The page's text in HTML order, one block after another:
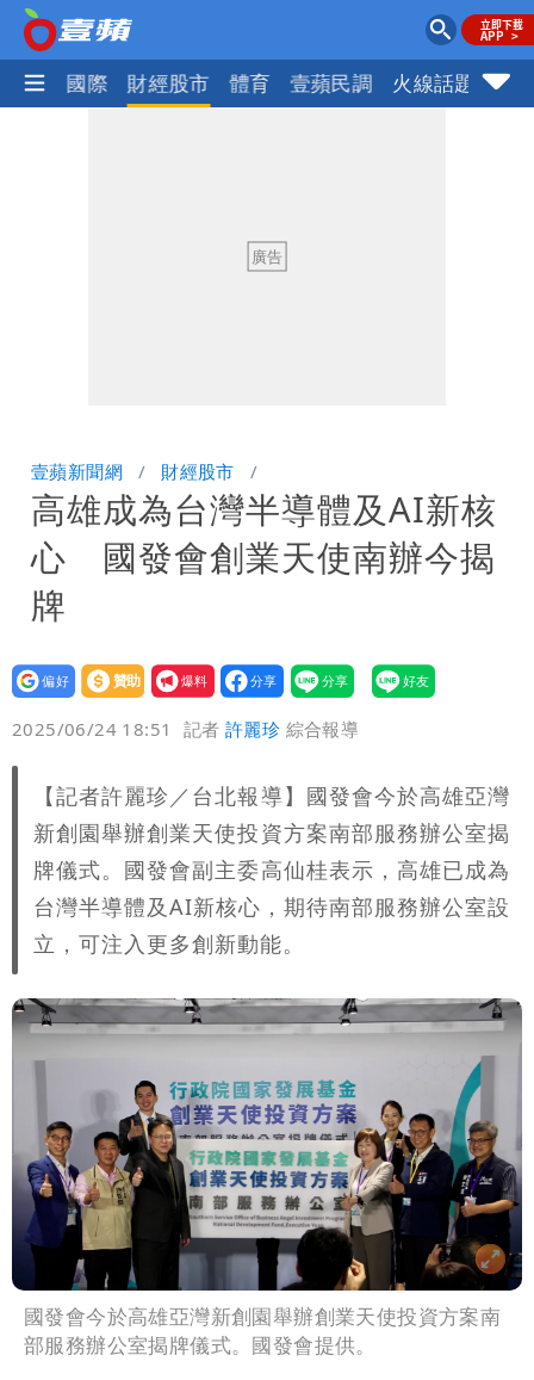
社會 國際 財經股市 體育 壹蘋民調 火線話題
壹蘋新聞網 財經股市
高雄成為台灣半導體及AI新核
心 國發會創業天使南辦今揭
牌
設為
贊助
我要
爆料
2025/06/24 18:51 記者許麗珍 綜合報導
【記者許麗珍／台北報導】國發會今於高雄亞灣
新創園舉辦創業天使投資方案南部服務辦公室揭
牌儀式。國發會副主委高仙桂表示，高雄已成為
台灣半導體及AI新核心，期待南部服務辦公室設
立，可注入更多創新動能。
國發會今於高雄亞灣新創園舉辦創業天使投資方案南
部服務辦公室揭牌儀式。國發會提供。